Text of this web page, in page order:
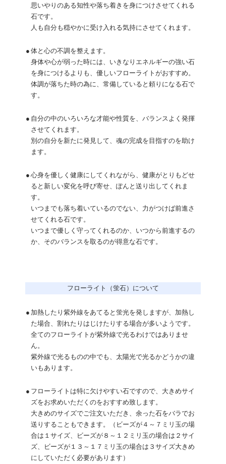
思いやりのある知性や落ち着きを身につけさせてくれる
石です。
人も自分も穏やかに受け入れる気持にさせてくれます。
● 体と心の不調を整えます。
身体や心が弱った時には、いきなりエネルギーの強い石
を身につけるよりも、優しいフローライトがおすすめ。
体調が落ちた時の為に、常備していると頼りになる石で
す。
● 自分の中のいろいろな才能や性質を、バランスよく発揮
させてくれます。
別の自分を新たに発見して、魂の完成を目指すのを助け
ます。
● 心身を優しく健康にしてくれながら、健康がとりもどせ
ると新しい変化を呼び寄せ、ぽんと送り出してくれま
す。
いつまでも落ち着いているのでない、力がつけば前進さ
せてくれる石です。
いつまで優しく守ってくれるのか、いつから前進するの
か、そのバランスを取るのが得意な石です。
フローライト（蛍石）について
● 加熱したり紫外線をあてると蛍光を発しますが、加熱し
た場合、割れたりはじけたりする場合が多いようです。
全てのフローライトが紫外線で光るわけではありませ
ん。
紫外線で光るものの中でも、太陽光で光るかどうかの違
いもあります。
● フローライトは特に欠けやすい石ですので、大きめサイ
ズをお求めいただくのをおすすめ致します。
大きめのサイズでご注文いただき、余った石をバラでお
送りすることもできます。（ビーズが４～７ミリ玉の場
合は１サイズ、ビーズが８～１２ミリ玉の場合は２サイ
ズ、ビーズが１３～１７ミリ玉の場合は３サイズ大きめ
にしていただく必要があります）